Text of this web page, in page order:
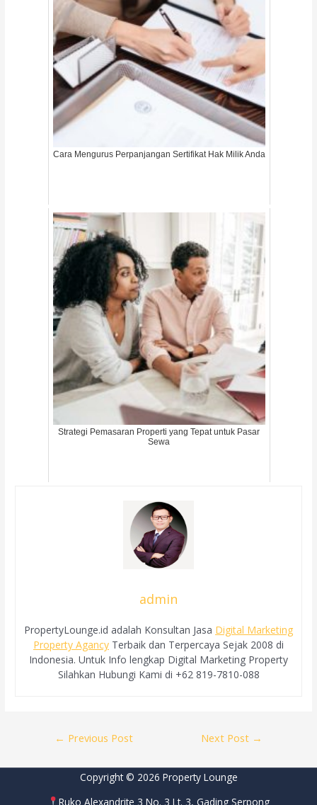
Cara Mengurus Perpanjangan Sertifikat Hak Milik Anda
Strategi Pemasaran Properti yang Tepat untuk Pasar
Sewa
admin
PropertyLounge.id adalah Konsultan Jasa Digital Marketing
Property Agancy Terbaik dan Terpercaya Sejak 2008 di
Indonesia. Untuk Info lengkap Digital Marketing Property
Silahkan Hubungi Kami di +62 819-7810-088
← Previous Post Next Post →
Copyright © 2026 Property Lounge
Ruko Alexandrite 3 No. 3 Lt. 3, Gading Serpong